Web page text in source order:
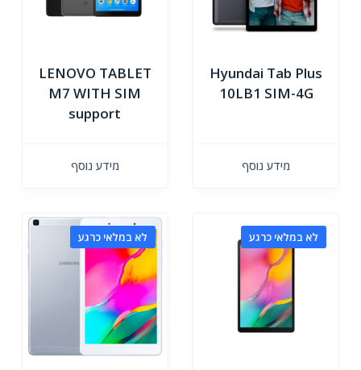
Hyundai Tab Plus
10LB1 SIM-4G
מידע נוסף
LENOVO TABLET
M7 WITH SIM
support
מידע נוסף
לא במלאי כרגע לא במלאי כרגע